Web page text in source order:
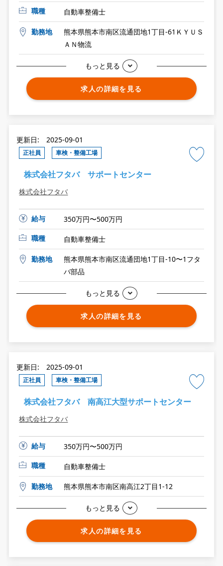
職種
自動車整備士
勤務地
熊本県熊本市南区流通団地1丁目-61ＫＹＵＳ
ＡＮ物流
もっと見る
求人の詳細を見る
更新日: 2025-09-01
正社員 車検・整備工場
株式会社フタバ サポートセンター
株式会社フタバ
給与
350万円〜500万円
職種
自動車整備士
勤務地
熊本県熊本市南区流通団地1丁目-10〜1フタ
バ部品
もっと見る
求人の詳細を見る
更新日: 2025-09-01
正社員 車検・整備工場
株式会社フタバ 南高江大型サポートセンター
株式会社フタバ
給与
350万円〜500万円
職種
自動車整備士
勤務地 熊本県熊本市南区南高江2丁目1-12
もっと見る
求人の詳細を見る